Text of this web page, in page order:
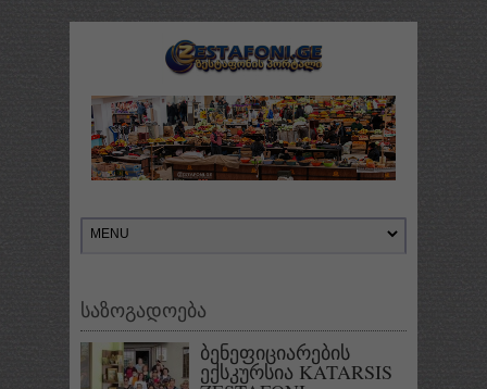
საზოგადოება
ბენეფიციარების
ექსკურსია KATARSIS